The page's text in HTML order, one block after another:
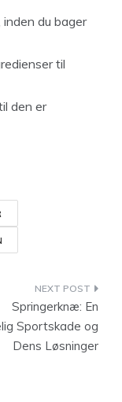
inden du bager
til
den er
Springerknæ: En
Sportskade og
Dens Løsninger